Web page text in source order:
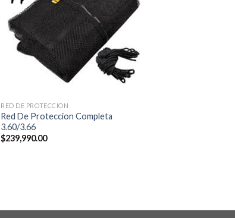
RED DE PROTECCION
Red De Proteccion Completa
3.60/3.66
$239,990.00